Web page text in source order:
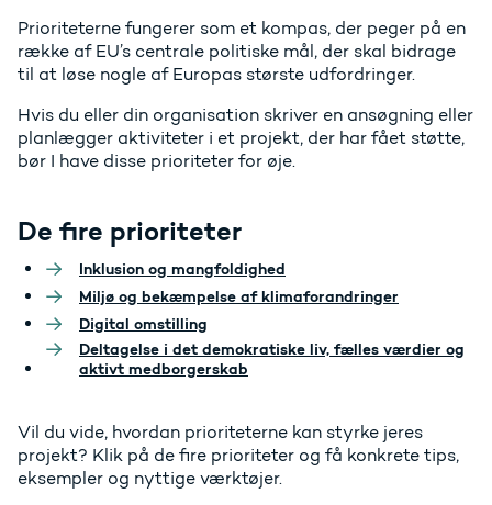
Prioriteterne fungerer som et kompas, der peger på en
række af EU’s centrale politiske mål, der skal bidrage
til at løse nogle af Europas største udfordringer.
Hvis du eller din organisation skriver en ansøgning eller
planlægger aktiviteter i et projekt, der har fået støtte,
bør I have disse prioriteter for øje.
De fire prioriteter
Inklusion og mangfoldighed
Miljø og bekæmpelse af klimaforandringer
Digital omstilling
Deltagelse i det demokratiske liv, fælles værdier og
aktivt medborgerskab
Vil du vide, hvordan prioriteterne kan styrke jeres
projekt? Klik på de fire prioriteter og få konkrete tips,
eksempler og nyttige værktøjer.